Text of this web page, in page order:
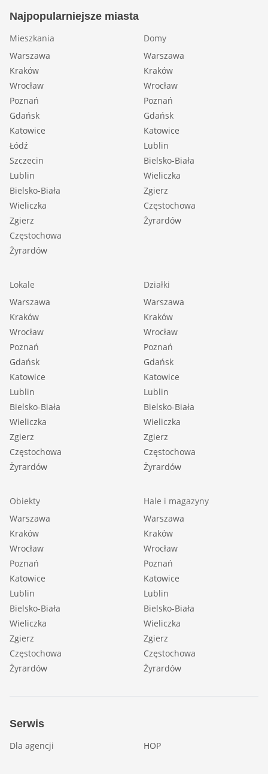
Najpopularniejsze miasta
Mieszkania
Warszawa
Kraków
Wrocław
Poznań
Gdańsk
Katowice
Łódź
Szczecin
Lublin
Bielsko-Biała
Wieliczka
Zgierz
Częstochowa
Żyrardów
Domy
Warszawa
Kraków
Wrocław
Poznań
Gdańsk
Katowice
Lublin
Bielsko-Biała
Wieliczka
Zgierz
Częstochowa
Żyrardów
Lokale
Warszawa
Kraków
Wrocław
Poznań
Gdańsk
Katowice
Lublin
Bielsko-Biała
Wieliczka
Zgierz
Częstochowa
Żyrardów
Działki
Warszawa
Kraków
Wrocław
Poznań
Gdańsk
Katowice
Lublin
Bielsko-Biała
Wieliczka
Zgierz
Częstochowa
Żyrardów
Obiekty
Warszawa
Kraków
Wrocław
Poznań
Katowice
Lublin
Bielsko-Biała
Wieliczka
Zgierz
Częstochowa
Żyrardów
Hale i magazyny
Warszawa
Kraków
Wrocław
Poznań
Katowice
Lublin
Bielsko-Biała
Wieliczka
Zgierz
Częstochowa
Żyrardów
Serwis
Dla agencji HOP